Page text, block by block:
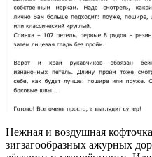
Нежная и воздушная
зигзагообразных ажурных